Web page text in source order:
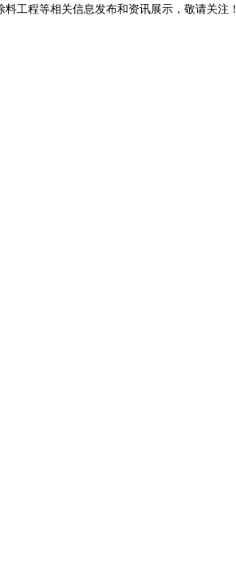
工程等相关信息发布和资讯展示，敬请关注！